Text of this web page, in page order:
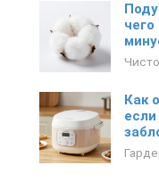
Как